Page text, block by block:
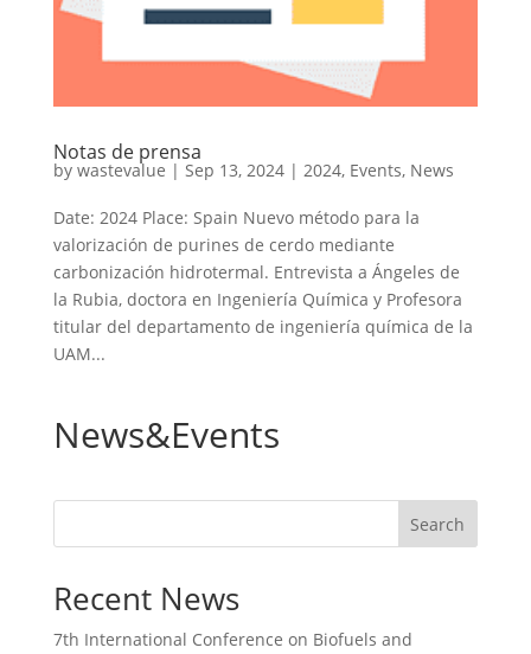
Notas de prensa
by wastevalue | Sep 13, 2024| 2024, Events, News
Date: 2024 Place: Spain Nuevo método para la
valorización de purines de cerdo mediante
carbonización hidrotermal. Entrevista a Ángeles de
la Rubia, doctora en Ingeniería Química y Profesora
titular del departamento de ingeniería química de la
UAM...
News&Events
Search
Recent News
7th International Conference on Biofuels and